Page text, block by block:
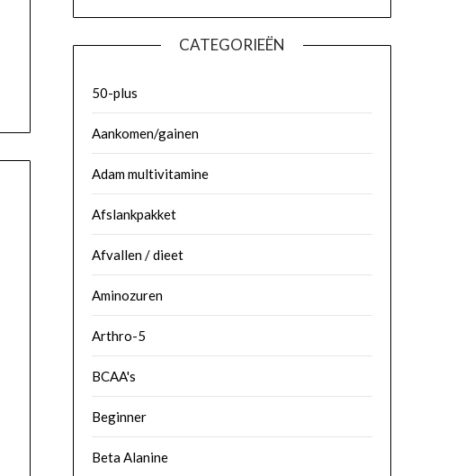
CATEGORIEËN
50-plus
Aankomen/gainen
Adam multivitamine
Afslankpakket
Afvallen / dieet
Aminozuren
Arthro-5
BCAA's
Beginner
Beta Alanine